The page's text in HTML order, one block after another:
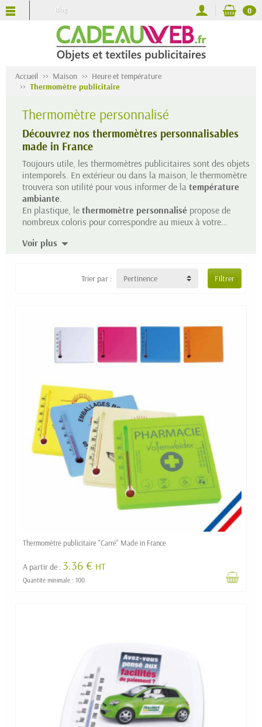
Blog 0
Accueil Maison
Heure et température
Thermomètre publicitaire
Thermomètre personnalisé
Découvrez nos thermomètres personnalisables
made in France
Toujours utile, les thermomètres publicitaires sont des objets
intemporels. En extérieur ou dans la maison, le thermomètre
trouvera son utilité pour vous informer de la température
ambiante.
En plastique, le thermomètre personnalisé propose de
nombreux coloris pour correspondre au mieux à votre
quadrichromie apportera de la bonne humeur et du
proposent également des couleurs différentes pour s’adapter
à votre logo. D’autres modèles encore sont en bois et
apportent un esprit nature à votre message. Ces derniers
Avec des formes et des tailles différentes, trouver le style qui
conviendra à votre cible et à votre positionnement.
Personnalisez ce thermomètre publicitaire avec votre logo et
offrez-le à vos clients pour afficher votre nom et ainsi
Notre gamme propose des thermomètres
France . Un atout pour mettre en avant votre engagement
citoyen et responsable et rappeler votre proximité auprès de
votre public.
Vous ne trouvez pas le modèle idéal pour votre projet ? Pas
de panique, nous sommes à votre écoute ! Contactez-nous et
décrivez-nous vos attentes pour que nous puissions vous
proposer une référence adaptée à votre marque.
Voir plus
Trier par : Pertinence Filtrer
Thermomètre publicitaire "Carré" Made in France
A partir de : 3.36 € HT
Quantité minimale : 100